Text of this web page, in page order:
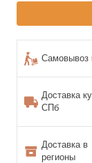
Самовывоз
Доставка
СПб
Доставка в
регионы